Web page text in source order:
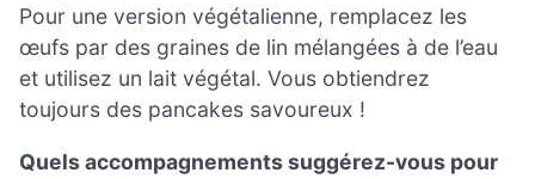
Pour une version végétalienne, remplacez les
œufs par des graines de lin mélangées à de l’eau
et utilisez un lait végétal. Vous obtiendrez
toujours des pancakes savoureux !
Quels accompagnements suggérez-vous pour